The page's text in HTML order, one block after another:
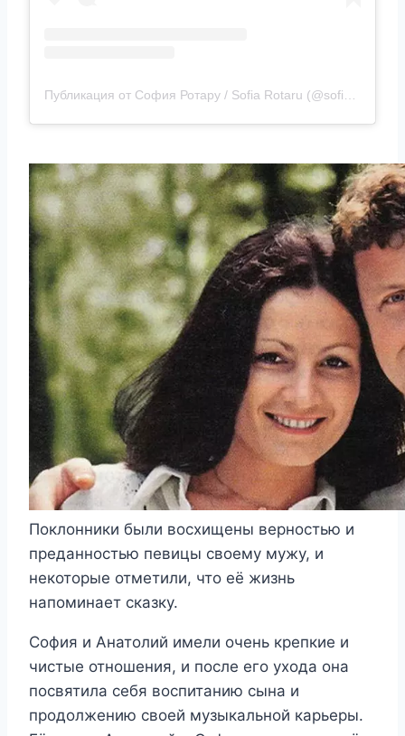
Публикация от София Ротару / Sofia Rotaru (@sofiarotaru.official)
Поклонники были восхищены верностью и
преданностью певицы своему мужу, и
некоторые отметили, что её жизнь
напоминает сказку.
София и Анатолий имели очень крепкие и
чистые отношения, и после его ухода она
посвятила себя воспитанию сына и
продолжению своей музыкальной карьеры.